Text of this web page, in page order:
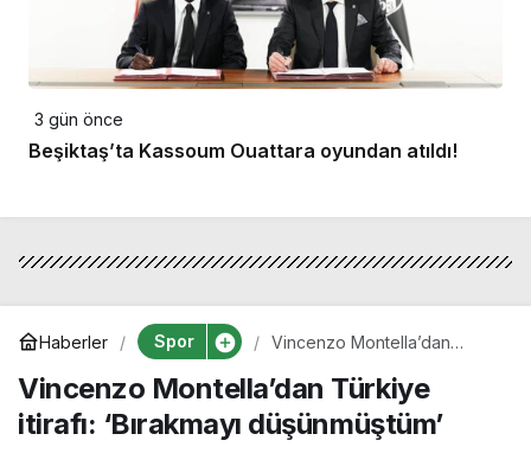
3 gün önce
Beşiktaş’ta Kassoum Ouattara oyundan atıldı!
Haberler Spor
Vincenzo Montella’dan
düşünmüştüm’
Vincenzo Montella’dan Türkiye
itirafı: ‘Bırakmayı düşünmüştüm’